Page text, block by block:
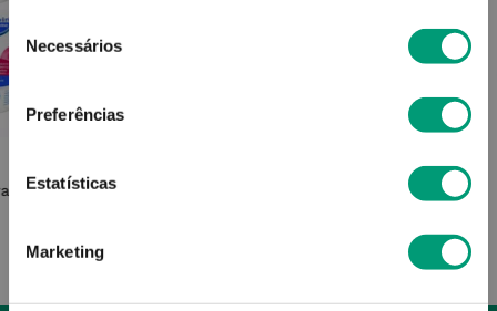
Seleção
de
consentimento
Necessários
Preferências
Estatísticas
Marketing
Fresubin 2kcal Creme Cappuccino